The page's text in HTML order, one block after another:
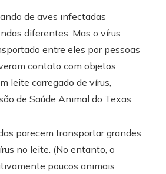
de aves infectadas
diferentes. Mas o vírus
entre eles por pessoas
contato com objetos
leite carregado de vírus,
de Saúde Animal do Texas.
parecem transportar grandes
no leite. (No entanto, o
poucos animais